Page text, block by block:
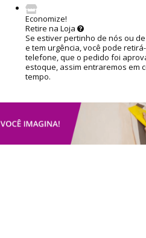
Economize!
Retire na Loja
Se estiver pertinho de nós ou
e tem urgência, você pode
telefone, que o pedido foi
estoque, assim entraremos em
tempo.